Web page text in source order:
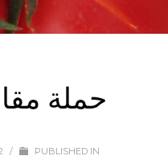
حملة
/
PUBLISHED IN